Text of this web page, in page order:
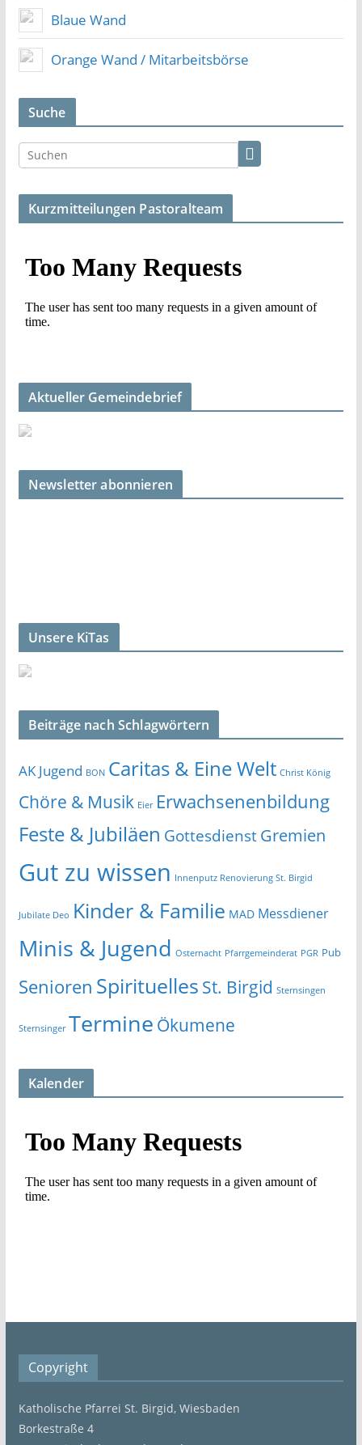
Blaue Wand
Orange Wand / Mitarbeitsbörse
Suche
Kurzmitteilungen Pastoralteam
Aktueller Gemeindebrief
Newsletter abonnieren
Unsere KiTas
Beiträge nach Schlagwörtern
AK Jugend BON Caritas & Eine Welt Christ König
Chöre & Musik Eier Erwachsenenbildung
Feste & Jubiläen GottesdienstGremien
Gut zu wissen Innenputz Renovierung St. Birgid
Jubilate Deo Kinder & Familie MAD Messdiener
Minis & Jugend Osternacht Pfarrgemeinderat PGR Pub
Senioren Spirituelles St. Birgid Sternsingen
Sternsinger Termine Ökumene
Kalender
Copyright
Katholische Pfarrei St. Birgid, Wiesbaden
Borkestraße 4